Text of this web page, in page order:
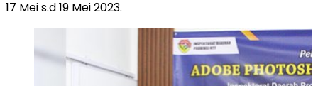
17 Mei s.d 19 Mei 2023.